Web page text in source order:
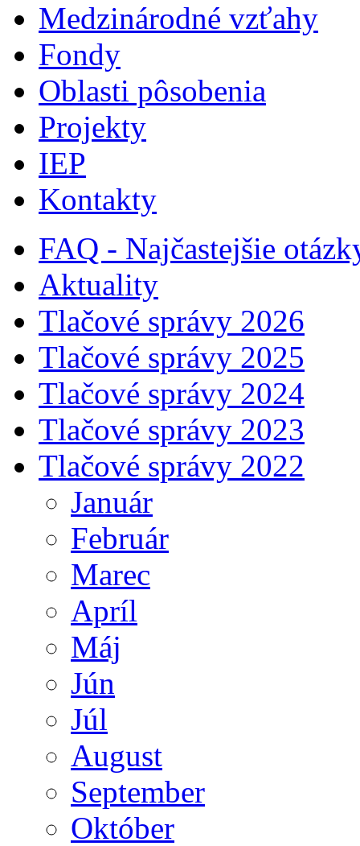
Medzinárodné vzťahy
Fondy
Oblasti pôsobenia
Projekty
IEP
Kontakty
FAQ - Najčastejšie
Aktuality
Tlačové správy 2026
Tlačové správy 2025
Tlačové správy 2024
Tlačové správy 2023
Tlačové správy 2022
Január
Február
Marec
Apríl
Máj
Jún
Júl
August
September
Október